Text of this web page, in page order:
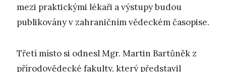
mezi praktickými lékaři a výstupy budou
publikovány v zahraničním vědeckém časopise.
Třetí místo si odnesl Mgr. Martin Bartůněk z
přírodovědecké fakulty, který představil